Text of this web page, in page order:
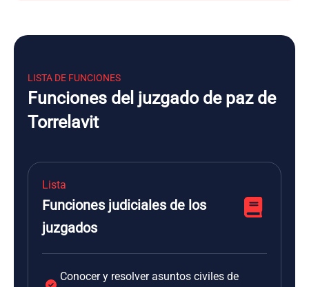
LISTA DE FUNCIONES
Funciones del juzgado de paz de
Torrelavit
Lista
Funciones judiciales de los
juzgados
Conocer y resolver asuntos civiles de